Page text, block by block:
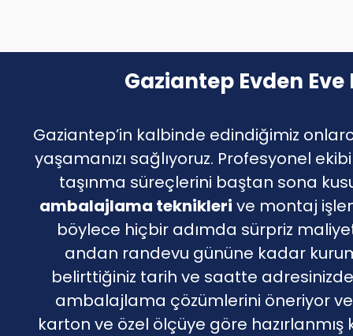
Gaziantep Evden
Gaziantep’in kalbinde edindiğimiz
yaşamanızı sağlıyoruz. Profesyonel
taşınma süreçlerini baştan sona
ambalajlama teknikleri ve montaj
böylece hiçbir adımda sürpriz
andan randevu gününe kadar
belirttiğiniz tarih ve saatte
ambalajlama çözümlerini öneriyor
karton ve özel ölçüye göre hazırlanmış